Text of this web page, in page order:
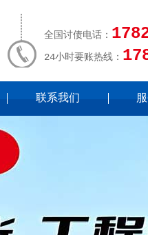
全国讨债电话：
24小时要账热线：
联系我们